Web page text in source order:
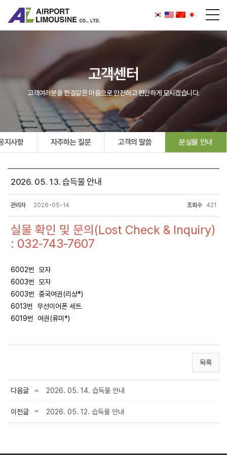
고객센터
고객여러분을 한결같은 마음으로 안전하고 편안하게 모시겠습니다.
지사항 자주하는 질문 고객의 말씀 분실물 안내
2026. 05. 13. 습득물 안내
관리자 2026-05-14 조회수 421
실물 확인 및 문의(Lost Check & Inquiry)
: 032-743-7607
6002번 모자
6003번 모자
6003번 중국여권(리샹*)
6013번 무선이어폰 세트
6019번 여권(류미*)
목록
다음글 2026. 05. 14. 습득물 안내
이전글 2026. 05. 12. 습득물 안내